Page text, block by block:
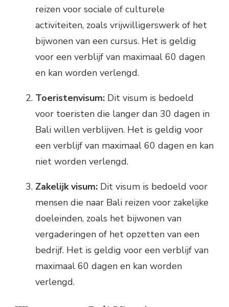
reizen voor sociale of culturele
activiteiten, zoals vrijwilligerswerk of het
bijwonen van een cursus. Het is geldig
voor een verblijf van maximaal 60 dagen
en kan worden verlengd.
Toeristenvisum: Dit visum is bedoeld
voor toeristen die langer dan 30 dagen in
Bali willen verblijven. Het is geldig voor
een verblijf van maximaal 60 dagen en kan
niet worden verlengd.
Zakelijk visum: Dit visum is bedoeld voor
mensen die naar Bali reizen voor zakelijke
doeleinden, zoals het bijwonen van
vergaderingen of het opzetten van een
bedrijf. Het is geldig voor een verblijf van
maximaal 60 dagen en kan worden
verlengd.